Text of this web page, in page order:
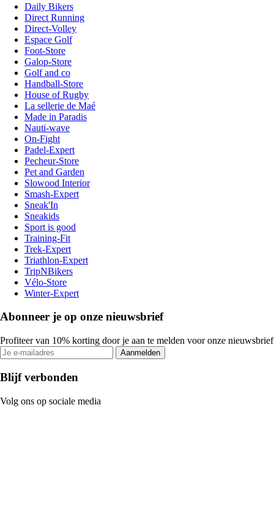
Daily Bikers
Direct Running
Direct-Volley
Espace Golf
Foot-Store
Galop-Store
Golf and co
Handball-Store
House of Rugby
La sellerie de Maé
Made in Paradis
Nauti-wave
On-Fight
Padel-Expert
Pecheur-Store
Pet and Garden
Slowood Interior
Smash-Expert
Sneak'In
Sneakids
Sport is good
Training-Fit
Trek-Expert
Triathlon-Expert
TripNBikers
Vélo-Store
Winter-Expert
Abonneer je op onze nieuwsbrief
Profiteer van 10% korting door je aan te melden voor onze nieuwsbrief
Aanmelden
Blijf verbonden
Volg ons op sociale media